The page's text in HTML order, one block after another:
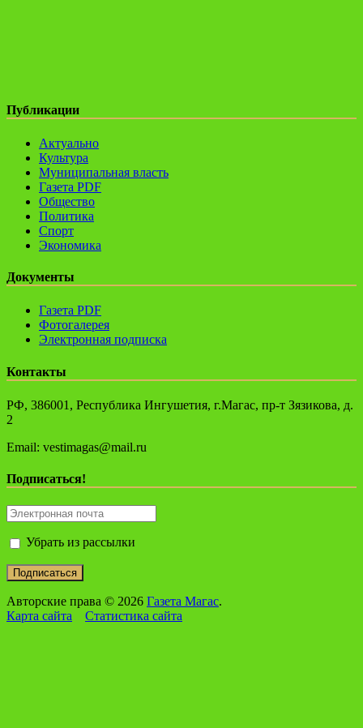
Публикации
Актуально
Культура
Муниципальная власть
Газета PDF
Общество
Политика
Спорт
Экономика
Документы
Газета PDF
Фотогалерея
Электронная подписка
Контакты
РФ, 386001, Республика Ингушетия, г.Магас, пр-т Зязикова, д.
2
Email: vestimagas@mail.ru
Подписаться!
Убрать из рассылки
Авторские права © 2026 Газета Магас.
Карта сайта
Статистика сайта